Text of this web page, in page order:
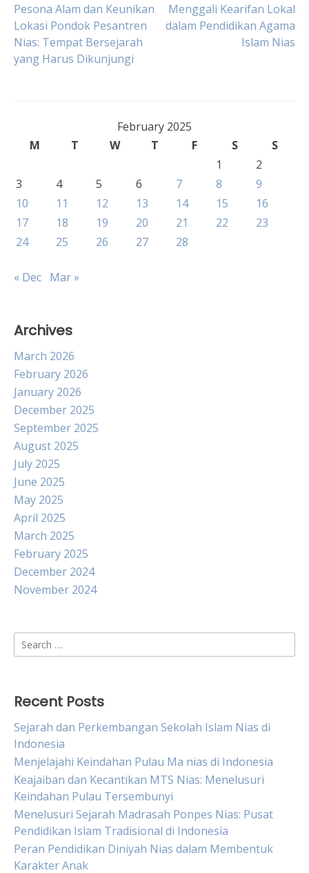
Post
navigation
Pesona Alam dan Keunikan
Lokasi Pondok Pesantren
Nias: Tempat Bersejarah
yang Harus Dikunjungi
Menggali Kearifan Lokal
dalam Pendidikan Agama
Islam Nias
February 2025
M
T W T F S
S
1
2
3
4 5 6 7 8
9
10
11 12 13 14 15
16
17
18 19 20 21 22
23
24
25 26 27 28
« Dec Mar »
Archives
March 2026
February 2026
January 2026
December 2025
September 2025
August 2025
July 2025
June 2025
May 2025
April 2025
March 2025
February 2025
December 2024
November 2024
Search
for:
Recent Posts
Sejarah dan Perkembangan Sekolah Islam Nias di
Indonesia
Menjelajahi Keindahan Pulau Ma nias di Indonesia
Keajaiban dan Kecantikan MTS Nias: Menelusuri
Keindahan Pulau Tersembunyi
Menelusuri Sejarah Madrasah Ponpes Nias: Pusat
Pendidikan Islam Tradisional di Indonesia
Peran Pendidikan Diniyah Nias dalam Membentuk
Karakter Anak